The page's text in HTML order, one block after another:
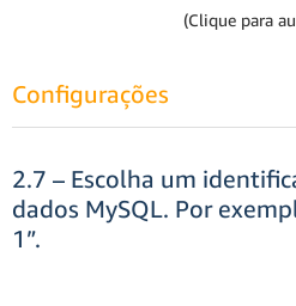
(Clique para
Configurações
2.7 – Escolha um
dados MySQL. Por
1”.